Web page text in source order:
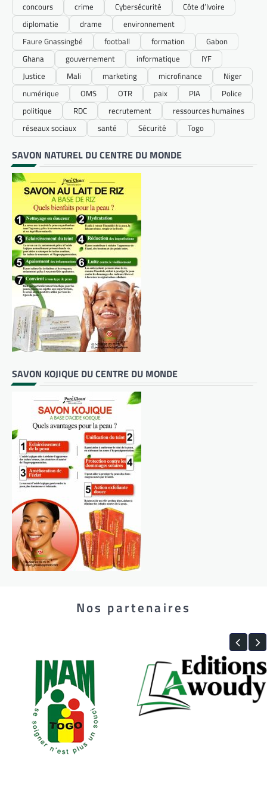
concours
crime Cybersécurité
Côte d’Ivoire
diplomatie
drame
environnement
Faure Gnassingbé
football formation
Gabon
Ghana
gouvernement informatique
IYF
Justice
Mali marketing microfinance
Niger
numérique
OMS OTR paix PIA
Police
politique
RDC recrutement
ressources humaines
réseaux sociaux
santé Sécurité Togo
SAVON NATUREL DU CENTRE DU MONDE
SAVON KOJIQUE DU CENTRE DU MONDE
Nos partenaires